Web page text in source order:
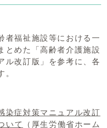
者福祉施設等における一
とめた「高齢者介護施設
ル改訂版」を参考に、各
。
染症対策マニュアル改訂
いて
（厚生労働省ホーム